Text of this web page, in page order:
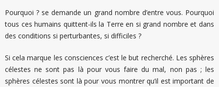
Pourquoi ? se demande un grand nombre d’entre vous. Pourquoi
tous ces humains quittent-ils la Terre en si grand nombre et dans
des conditions si perturbantes, si difficiles ?
Si cela marque les consciences c’est le but recherché. Les sphères
célestes ne sont pas là pour vous faire du mal, non pas ; les
sphères célestes sont là pour vous montrer qu’il est important de